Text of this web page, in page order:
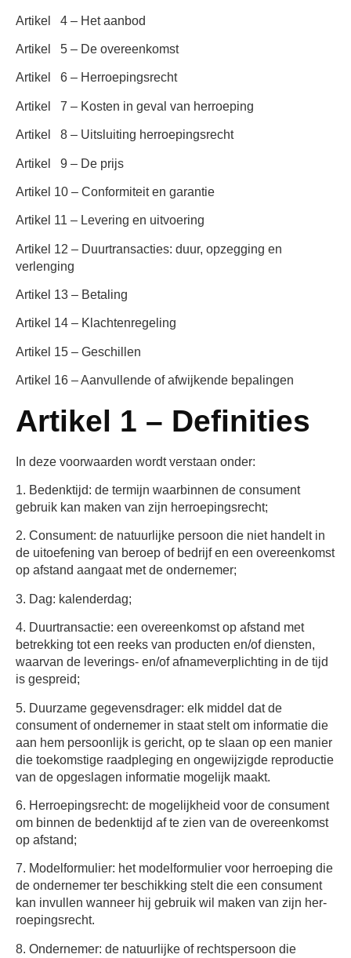
Artikel 4 – Het aanbod
Artikel 5 – De overeenkomst
Artikel 6 – Herroepingsrecht
Artikel 7 – Kosten in geval van herroeping
Artikel 8 – Uitsluiting herroepingsrecht
Artikel 9 – De prijs
Artikel 10 – Conformiteit en garantie
Artikel 11 – Levering en uitvoering
Artikel 12 – Duurtransacties: duur, opzegging en
verlenging
Artikel 13 – Betaling
Artikel 14 – Klachtenregeling
Artikel 15 – Geschillen
Artikel 16 – Aanvullende of afwijkende bepalingen
Artikel 1 – Definities
In deze voorwaarden wordt verstaan onder:
1. Bedenktijd: de termijn waarbinnen de consument
gebruik kan maken van zijn herroepingsrecht;
2. Consument: de natuurlijke persoon die niet handelt in
de uitoefening van beroep of bedrijf en een overeenkomst
op afstand aangaat met de ondernemer;
3. Dag: kalenderdag;
4. Duurtransactie: een overeenkomst op afstand met
betrekking tot een reeks van producten en/of diensten,
waarvan de leverings- en/of afnameverplichting in de tijd
is gespreid;
5. Duurzame gegevensdrager: elk middel dat de
consument of ondernemer in staat stelt om informatie die
aan hem persoonlijk is gericht, op te slaan op een manier
die toekomstige raadpleging en ongewijzigde reproductie
van de opgeslagen informatie mogelijk maakt.
6. Herroepingsrecht: de mogelijkheid voor de consument
om binnen de bedenktijd af te zien van de overeenkomst
op afstand;
7. Modelformulier: het modelformulier voor herroeping die
de ondernemer ter beschikking stelt die een consument
kan invullen wanneer hij gebruik wil maken van zijn her-
roepingsrecht.
8. Ondernemer: de natuurlijke of rechtspersoon die